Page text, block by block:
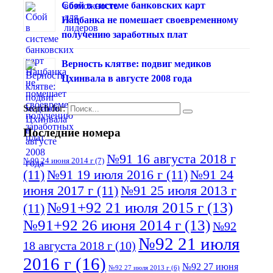
Сбой в системе банковских карт
Нацбанка не помешает своевременному
получению заработных плат
Верность клятве: подвиг медиков
Цхинвала в августе 2008 года
Search for:
Последние номера
№90 24 июня 2014 г (7) №91 16 августа 2018 г
(11)№91 19 июля 2016 г (11)№91 24
июня 2017 г (11)№91 25 июля 2013 г
(11)№91+92 21 июля 2015 г (13)
№91+92 26 июня 2014 г (13)№92
18 августа 2018 г (10) №92 21 июля
2016 г (16) №92 27 июля 2013 г (6) №92 27 июня